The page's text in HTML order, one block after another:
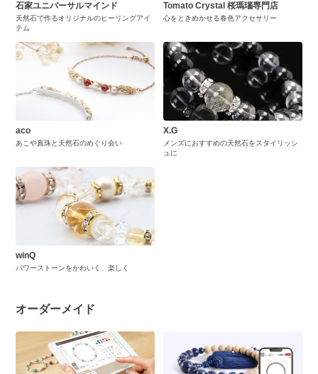
石家ユニバーサルマインド
天然石で作るオリジナルのヒーリングアイ
テム
Tomato Crystal 桜瑪瑙専門店
心をときめかせる春色アクセサリー
aco
あこや真珠と天然石のめぐり会い
X.G
メンズにおすすめの天然石をスタイリッシ
ュに
winQ
パワーストーンをかわいく、楽しく
オーダーメイド